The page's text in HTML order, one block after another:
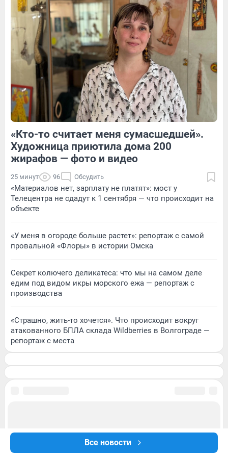
Все новости
Обсудить Обсудить
1 Обсудить 5 Обсудить
«Кто-то считает меня сумасшедшей».
Художница приютила дома 200
жирафов — фото и видео
25 минут 96 Обсудить
«Материалов нет, зарплату не платят»: мост у
Телецентра не сдадут к 1 сентября — что происходит на
объекте
«У меня в огороде больше растет»: репортаж с самой
провальной «Флоры» в истории Омска
Секрет колючего деликатеса: что мы на самом деле
едим под видом икры морского ежа — репортаж с
производства
«Страшно, жить-то хочется». Что происходит вокруг
атакованного БПЛА склада Wildberries в Волгограде —
репортаж с места